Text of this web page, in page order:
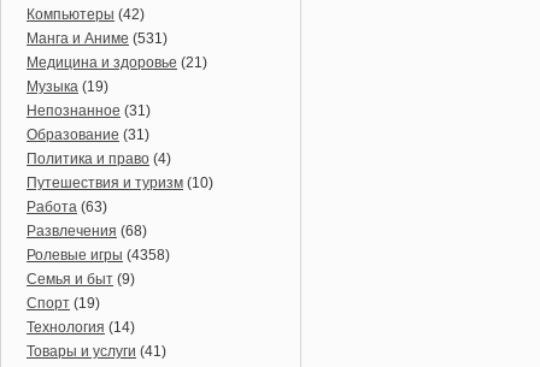
Компьютеры (42)
Манга и Аниме (531)
Медицина и здоровье (21)
Музыка (19)
Непознанное (31)
Образование (31)
Политика и право (4)
Путешествия и туризм (10)
Работа (63)
Развлечения (68)
Ролевые игры (4358)
Семья и быт (9)
Спорт (19)
Технология (14)
Товары и услуги (41)